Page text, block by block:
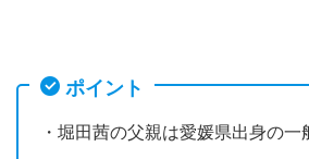
ポイント
・堀田茜の父親は愛媛県出身の一